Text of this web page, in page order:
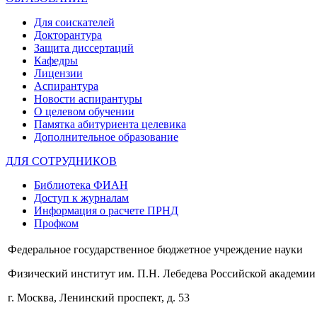
Для соискателей
Докторантура
Защита диссертаций
Кафедры
Лицензии
Аспирантура
Новости аспирантуры
О целевом обучении
Памятка абитуриента целевика
Дополнительное образование
ДЛЯ СОТРУДНИКОВ
Библиотека ФИАН
Доступ к журналам
Информация о расчете ПРНД
Профком
Федеральное государственное бюджетное учреждение науки
Физический институт им. П.Н. Лебедева Российской академии
г. Москва, Ленинский проспект, д. 53